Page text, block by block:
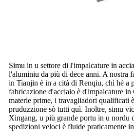
Simu in u settore di l'impalcature in
l'aluminiu da più di dece anni. A nostra
in Tianjin è in a cità di Renqiu, chì hè a
fabricazione d'acciaio è d'impalcature
materie prime, i travagliadori qualificati
pruduzzione sò tutti quì. Inoltre, simu
Xingang, u più grande portu in u nordu
spedizioni veloci è fluide praticamente